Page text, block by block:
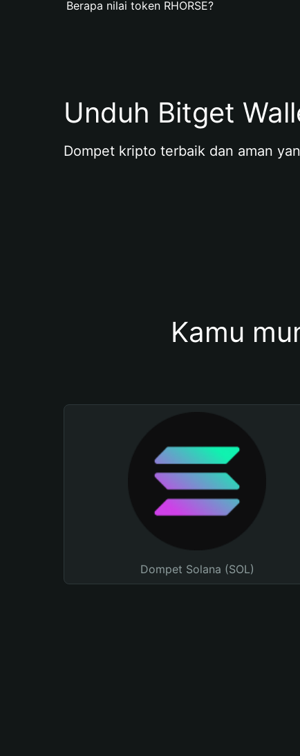
Berapa nilai token RHORSE?
Unduh Bitget
Dompet kripto terbaik dan aman
Kamu
Dompet Solana (SOL)